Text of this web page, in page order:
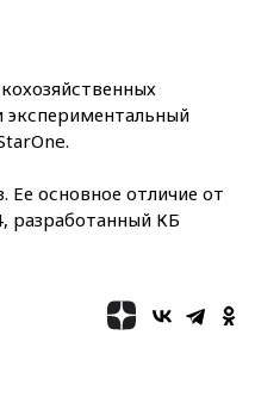
в дальнобойных
ракетах и системах Patriot
Трамп заявил о
арсенала США
23:28Слуцкий призвал
В Смоленске
ребенок и женщина погибли
экспериментальный
Ее основное отличие от
разработанный КБ